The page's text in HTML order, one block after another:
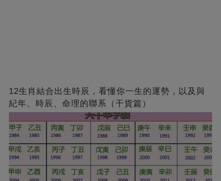
12生肖結合出生時辰，看懂你一生的運勢，以及與
紀年、時辰、命理的聯系（干貨篇）